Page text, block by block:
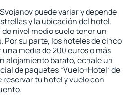
puede variar y depende
y la ubicación del hotel.
nivel medio suele tener un
Por su parte, los hoteles de cinco
media de 200 euros o más
alojamiento barato, échale un
de paquetes “Vuelo+Hotel“ de
reservar tu hotel y vuelo con